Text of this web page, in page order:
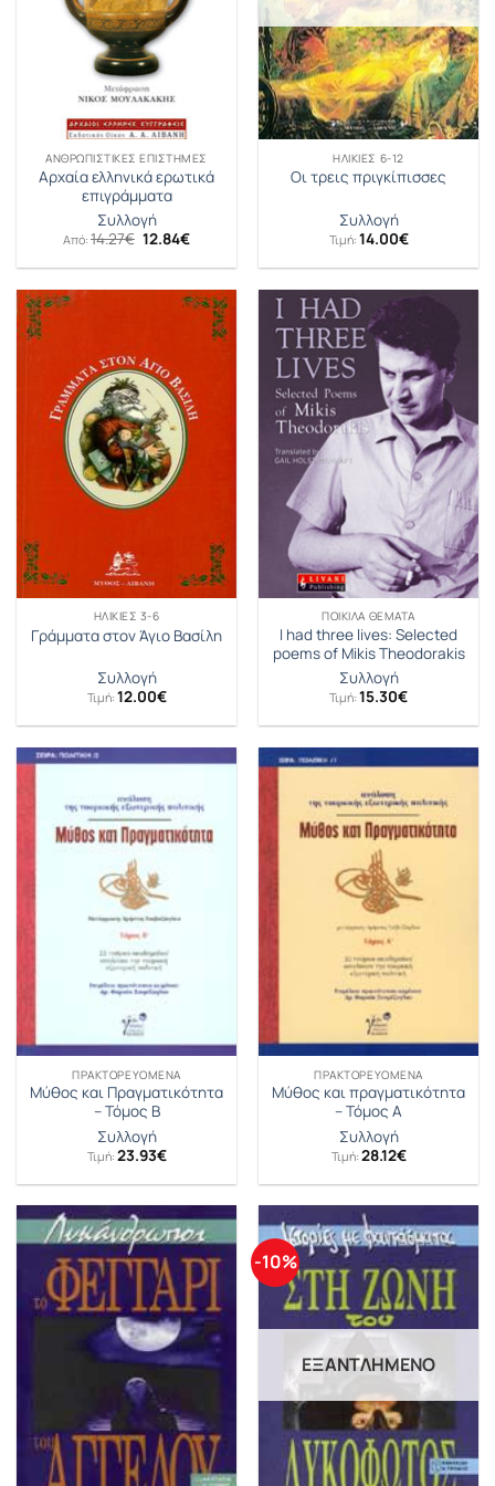
ΑΝΘΡΩΠΙΣΤΙΚΈΣ ΕΠΙΣΤΉΜΕΣ
Αρχαία ελληνικά ερωτικά
επιγράμματα
Συλλογή
Από: 14.27€ Original
price
was:
12.84€Η
τιμή
12.84€.
ΗΛΙΚΊΕΣ 6-12
Οι τρεις πριγκίπισσες
Συλλογή
Τιμή: 14.00€
ΗΛΙΚΊΕΣ 3-6
Γράμματα στον Άγιο Βασίλη
Συλλογή
Τιμή: 12.00€
ΠΟΙΚΊΛΑ ΘΈΜΑΤΑ
I had three lives: Selected
poems of Mikis Theodorakis
Συλλογή
Τιμή: 15.30€
ΠΡΑΚΤΟΡΕΥΟΜΕΝΑ
Μύθος και Πραγματικότητα
– Τόμος Β
Συλλογή
Τιμή: 23.93€
ΠΡΑΚΤΟΡΕΥΟΜΕΝΑ
Μύθος και πραγματικότητα
– Τόμος Α
Συλλογή
Τιμή: 28.12€
-10%
ΕΞΑΝΤΛΗΜΈΝΟ